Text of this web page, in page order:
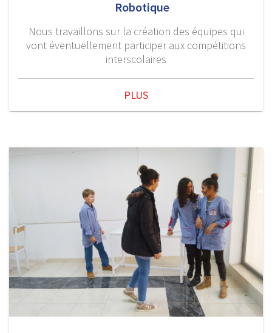
Robotique
Nous travaillons sur la création des équipes qui
vont éventuellement participer aux compétitions
interscolaires
PLUS